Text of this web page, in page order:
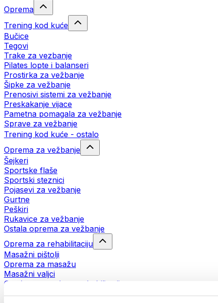
Oprema
Trening kod kuće
Bučice
Tegovi
Trake za vezbanje
Pilates lopte i balanseri
Prostirka za vežbanje
Šipke za vežbanje
Prenosivi sistemi za vežbanje
Preskakanje vijace
Pametna pomagala za vežbanje
Sprave za vežbanje
Trening kod kuće - ostalo
Oprema za vežbanje
Šejkeri
Sportske flaše
Sportski steznici
Pojasevi za vežbanje
Gurtne
Peškiri
Rukavice za vežbanje
Ostala oprema za vežbanje
Oprema za rehabilitaciju
Masažni pištolji
Oprema za masažu
Masažni valjci
Ostala pomagala za rehabilitaciju
Torbe i rančevi